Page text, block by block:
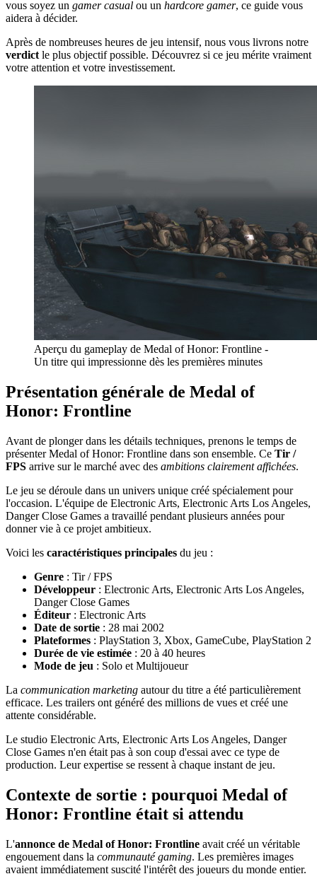
vous soyez un gamer casual ou un hardcore gamer, ce guide vous
aidera à décider.
Après de nombreuses heures de jeu intensif, nous vous livrons notre
verdict le plus objectif possible. Découvrez si ce jeu mérite vraiment
votre attention et votre investissement.
Aperçu du gameplay de Medal of Honor: Frontline -
Un titre qui impressionne dès les premières minutes
Présentation générale de Medal of
Honor: Frontline
Avant de plonger dans les détails techniques, prenons le temps de
présenter Medal of Honor: Frontline dans son ensemble. Ce Tir /
FPS arrive sur le marché avec des ambitions clairement affichées.
Le jeu se déroule dans un univers unique créé spécialement pour
l'occasion. L'équipe de Electronic Arts, Electronic Arts Los Angeles,
Danger Close Games a travaillé pendant plusieurs années pour
donner vie à ce projet ambitieux.
Voici les caractéristiques principales du jeu :
Genre : Tir / FPS
Développeur : Electronic Arts, Electronic Arts Los Angeles,
Danger Close Games
Éditeur : Electronic Arts
Date de sortie : 28 mai 2002
Plateformes : PlayStation 3, Xbox, GameCube, PlayStation 2
Durée de vie estimée : 20 à 40 heures
Mode de jeu : Solo et Multijoueur
La communication marketing autour du titre a été particulièrement
efficace. Les trailers ont généré des millions de vues et créé une
attente considérable.
Le studio Electronic Arts, Electronic Arts Los Angeles, Danger
Close Games n'en était pas à son coup d'essai avec ce type de
production. Leur expertise se ressent à chaque instant de jeu.
Contexte de sortie : pourquoi Medal of
Honor: Frontline était si attendu
L'annonce de Medal of Honor: Frontline avait créé un véritable
engouement dans la communauté gaming. Les premières images
avaient immédiatement suscité l'intérêt des joueurs du monde entier.